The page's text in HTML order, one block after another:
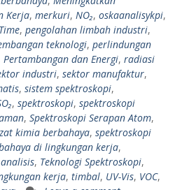
Kerja, merkuri, NO₂, oskaanalisykpi,
, pengolahan limbah industri,
teknologi, perlindungan
Pertambangan dan Energi, radiasi
industri, sektor manufaktur,
, sistem spektroskopi,
, spektroskopi, spektroskopi
, Spektroskopi Serapan Atom,
kimia berbahaya, spektroskopi
di lingkungan kerja,
, Teknologi Spektroskopi,
kerja, timbal, UV-Vis, VOC,